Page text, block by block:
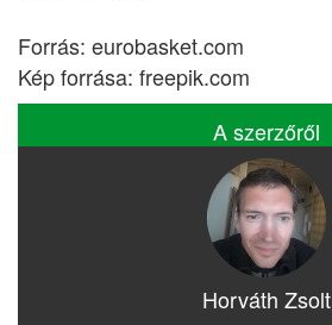
Forrás: eurobasket.com
Kép forrása: freepik.com
A szerzőről
Horváth Zsolt